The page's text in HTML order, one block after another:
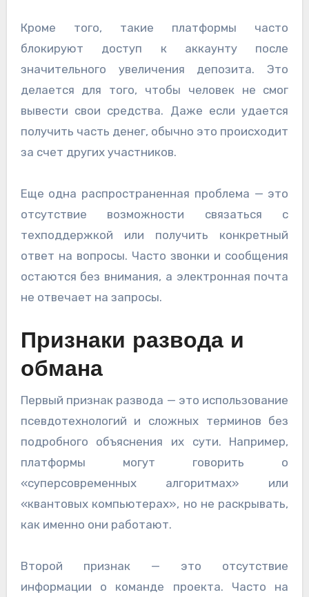
Кроме того, такие платформы часто
блокируют доступ к аккаунту после
значительного увеличения депозита. Это
делается для того, чтобы человек не смог
вывести свои средства. Даже если удается
получить часть денег, обычно это происходит
за счет других участников.
Еще одна распространенная проблема — это
отсутствие возможности связаться с
техподдержкой или получить конкретный
ответ на вопросы. Часто звонки и сообщения
остаются без внимания, а электронная почта
не отвечает на запросы.
Признаки развода и
обмана
Первый признак развода — это использование
псевдотехнологий и сложных терминов без
подробного объяснения их сути. Например,
платформы могут говорить о
«суперсовременных алгоритмах» или
«квантовых компьютерах», но не раскрывать,
как именно они работают.
Второй признак — это отсутствие
информации о команде проекта. Часто на